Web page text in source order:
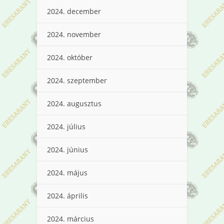
2024. december
2024. november
2024. október
2024. szeptember
2024. augusztus
2024. július
2024. június
2024. május
2024. április
2024. március